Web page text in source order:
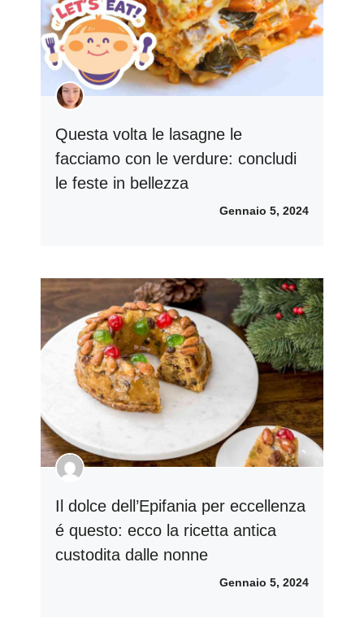
Questa volta le lasagne le
facciamo con le verdure: concludi
le feste in bellezza
Gennaio 5, 2024
Il dolce dell’Epifania per eccellenza
é questo: ecco la ricetta antica
custodita dalle nonne
Gennaio 5, 2024